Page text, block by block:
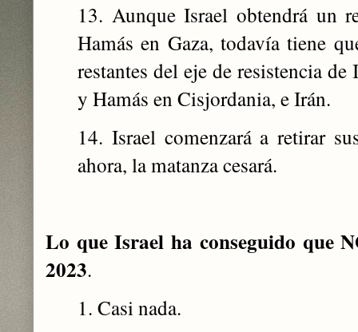
13. Aunque Israel obtendrá un
Hamás en Gaza, todavía tiene
restantes del eje de resistencia
y Hamás en Cisjordania, e Irán.
14. Israel comenzará a retirar
ahora, la matanza cesará.
Lo que Israel ha conseguido que
2023.
1. Casi nada.